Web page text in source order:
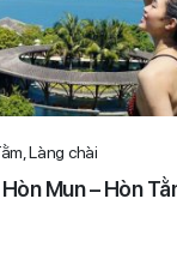
Làng chài
Mun – Hòn